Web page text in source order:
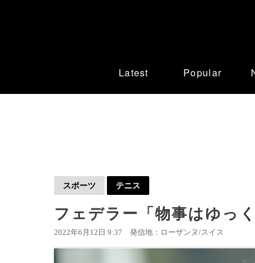
Latest Popular
スポーツ テニス
フェデラー「物事はゆっ
2022年6月12日 9:37 発信地：ローザンヌ/スイス